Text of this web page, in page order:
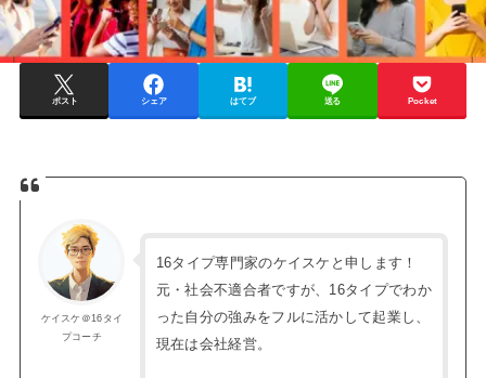
ポスト シェア はてブ 送る Pocket
ケイスケ＠16タイ
プコーチ
16タイプ専門家のケイスケと申します！
元・社会不適合者ですが、16タイプでわか
った自分の強みをフルに活かして起業し、
現在は会社経営。